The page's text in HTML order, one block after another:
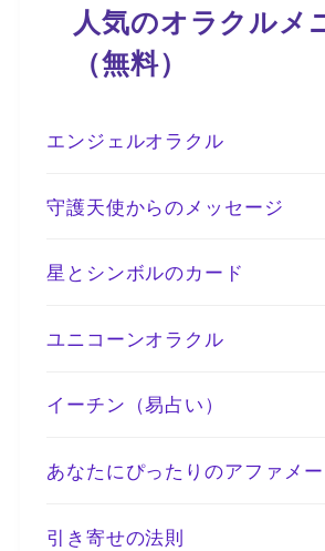
人気のオラクルメ
（無料）
エンジェルオラクル
守護天使からのメッセージ
星とシンボルのカード
ユニコーンオラクル
イーチン（易占い）
あなたにぴったりのアファメ
引き寄せの法則